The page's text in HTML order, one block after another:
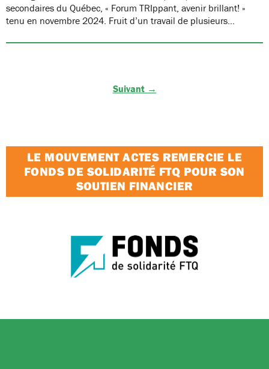
secondaires du Québec, « Forum TRIppant, avenir brillant! »
tenu en novembre 2024. Fruit d’un travail de plusieurs…
Suivant →
LE MOUVEMENT ACTES REMERCIE LE
FONDS DE SOLIDARITÉ FTQ POUR SON
SOUTIEN FINANCIER